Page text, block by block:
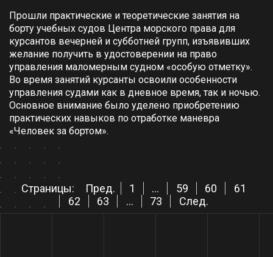
Прошли практические и теоретические занятия на
борту учебных судов Центра морского права для
курсантов вечерней и субботней групп, изъявивших
желание получить в удостоверении на право
управления маломерным судном «особую отметку».
Во время занятий курсанты освоили особенности
управления судами как в дневное время, так и ночью.
Основное внимание было уделено приобретению
практических навыков по отработке маневра
«Человек за бортом».
Страницы: Пред. 1 ... 59 60
61
62
63 ... 73 След.